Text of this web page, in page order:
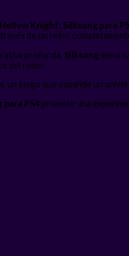
Hollow Knight: Silksong para
de un reino
profunda, Silksong eleva
del reino.
un juego que expande un
PS4 promete una